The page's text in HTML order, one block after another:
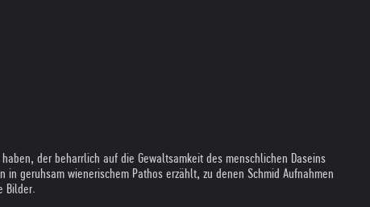
der beharrlich auf die Gewaltsamkeit des menschlichen Daseins
geruhsam wienerischem Pathos erzählt, zu denen Schmid Aufnahmen
Bilder.